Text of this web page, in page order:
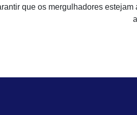
que os mergulhadores